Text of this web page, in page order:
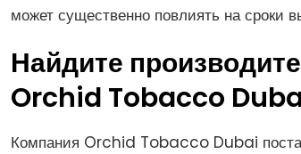
может существенно повлиять на сроки
Найдите
Orchid Tobacco
Компания Orchid Tobacco Dubai